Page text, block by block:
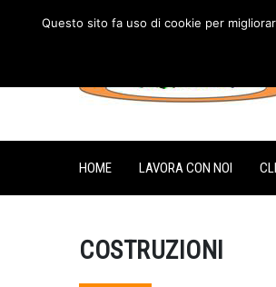
HOME LAVORA CON NOI
COSTRUZIONI
Questo sito fa uso di cookie per